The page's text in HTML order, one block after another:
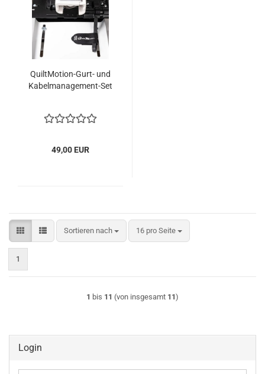
QuiltMotion-Gurt- und
Kabelmanagement-Set
49,00 EUR
Sortieren nach
Sortieren nach 16 pro Seite
pro Seite
1
1 bis 11 (von insgesamt 11)
Login